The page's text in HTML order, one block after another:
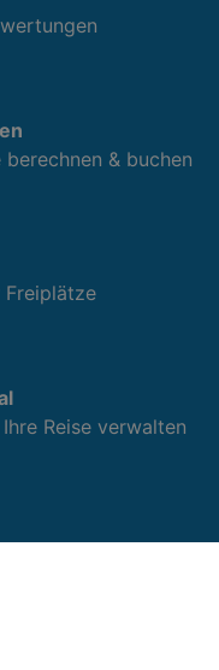
& buchen
Freiplätze
Reise verwalten